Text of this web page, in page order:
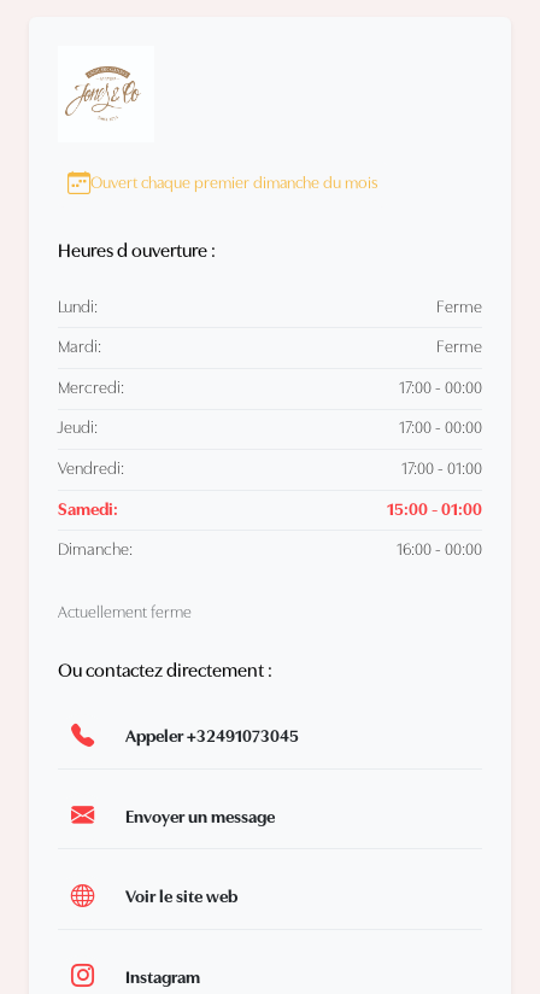
Ouvert chaque premier dimanche du mois
Heures d ouverture :
Lundi: Ferme
Mardi: Ferme
Mercredi: 17:00 - 00:00
Jeudi: 17:00 - 00:00
Vendredi: 17:00 - 01:00
Samedi: 15:00 - 01:00
Dimanche: 16:00 - 00:00
Actuellement ferme
Ou contactez directement :
Appeler +32491073045
Envoyer un message
Voir le site web
Instagram